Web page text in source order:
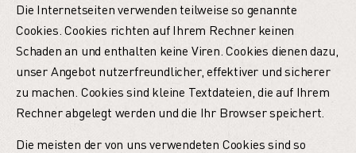
Die Internetseiten verwenden teilweise so genannte
Cookies. Cookies richten auf Ihrem Rechner keinen
Schaden an und enthalten keine Viren. Cookies dienen dazu,
unser Angebot nutzerfreundlicher, effektiver und sicherer
zu machen. Cookies sind kleine Textdateien, die auf Ihrem
Rechner abgelegt werden und die Ihr Browser speichert.
Die meisten der von uns verwendeten Cookies sind so